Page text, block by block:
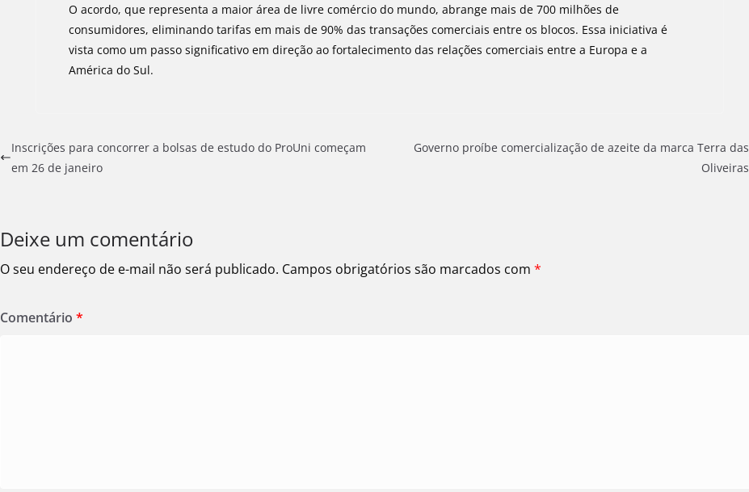
O acordo, que representa a maior área de livre comércio do mundo, abrange mais de 700 milhões de
consumidores, eliminando tarifas em mais de 90% das transações comerciais entre os blocos. Essa iniciativa é
vista como um passo significativo em direção ao fortalecimento das relações comerciais entre a Europa e a
América do Sul.
Inscrições para concorrer a bolsas de estudo do ProUni começam
em 26 de janeiro
Governo proíbe comercialização de azeite da marca Terra das
Oliveiras
Deixe um comentário
O seu endereço de e-mail não será publicado. Campos obrigatórios são marcados com *
Comentário *